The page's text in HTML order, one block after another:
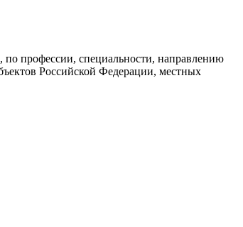
по профессии, специальности, направлению
Российской Федерации, местных